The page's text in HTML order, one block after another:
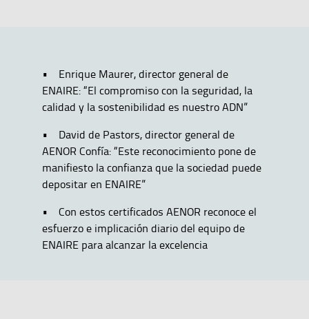
• Enrique Maurer, director general de
ENAIRE: “El compromiso con la seguridad, la
calidad y la sostenibilidad es nuestro ADN”
• David de Pastors, director general de
AENOR Confía: “Este reconocimiento pone de
manifiesto la confianza que la sociedad puede
depositar en ENAIRE”
• Con estos certificados AENOR reconoce el
esfuerzo e implicación diario del equipo de
ENAIRE para alcanzar la excelencia